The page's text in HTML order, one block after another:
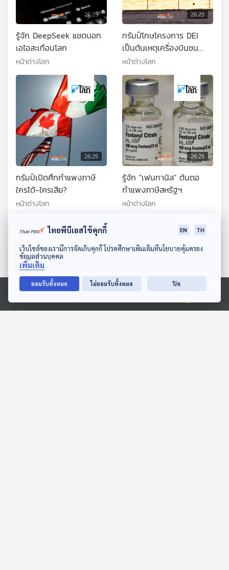
ดาวน์โหลด Thai PBS Podcast Application
Ⓒ 2020 องค์การกระจายเสียงและแพร่ภาพสาธารณะแห่งประเทศไทย
26:25
รู้จัก DeepSeek แชตบอท
เอไอสะเทือนโลก
หน้าต่างโลก
26:25
ทรัมป์โทษโครงการ DEI
เป็นต้นเหตุเครื่องบินชน
เฮลิคอปเตอร์ตกแม่น้ำ
หน้าต่างโลก
26:25
ทรัมป์เปิดศึกกำแพงภาษี
ใครได้-ใครเสีย?
หน้าต่างโลก
26:25
รู้จัก "เฟนทานิล" ต้นตอ
กำแพงภาษีสหรัฐฯ
หน้าต่างโลก
ตอนที่เกี่ยวข้อง
ไทยพีบีเอสใช้คุกกี้ EN TH
เว็บไซต์ของเรามีการจัดเก็บคุกกี้ โปรดศึกษาเพิ่มเติมที่นโยบายคุ้มครอง
ข้อมูลส่วนบุคคล
เพิ่มเติม
ยอมรับทั้งหมด ไม่ยอมรับทั้งหมด ปิด